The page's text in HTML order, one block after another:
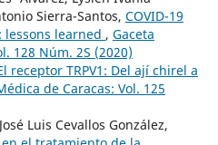
Sierra-Santos, COVID-19
learned , Gaceta
128 Núm. 2S (2020)
receptor TRPV1: Del ají chirel a
de Caracas: Vol. 125
Luis Cevallos González,